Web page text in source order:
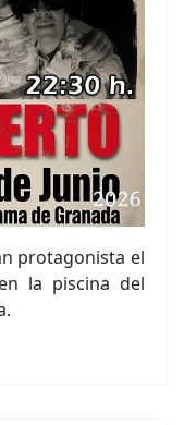
protagonista el
la piscina del